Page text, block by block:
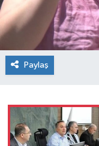
Paylaş
Teknoloji
Tokat